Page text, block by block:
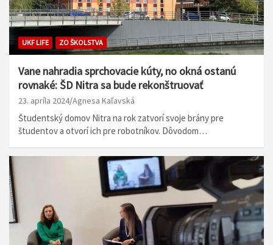
UKF LIFE ZO ŠKOLSTVA
Vane nahradia sprchovacie kúty, no okná ostanú
rovnaké: ŠD Nitra sa bude rekonštruovať
23. apríla 2024 Agnesa Kaľavská
Študentský domov Nitra na rok zatvorí svoje brány pre
študentov a otvorí ich pre robotníkov. Dôvodom…